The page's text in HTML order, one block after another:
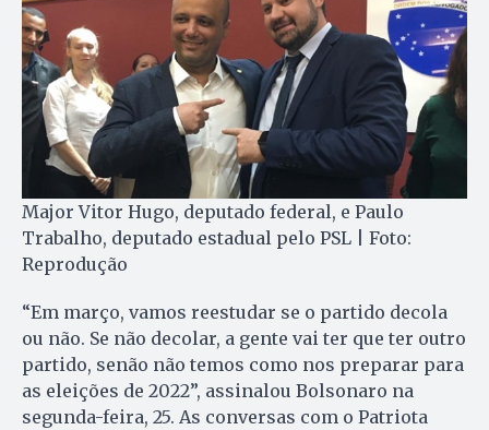
Major Vitor Hugo, deputado federal, e Paulo
Trabalho, deputado estadual pelo PSL | Foto:
Reprodução
“Em março, vamos reestudar se o partido decola
ou não. Se não decolar, a gente vai ter que ter outro
partido, senão não temos como nos preparar para
as eleições de 2022”, assinalou Bolsonaro na
segunda-feira, 25. As conversas com o Patriota